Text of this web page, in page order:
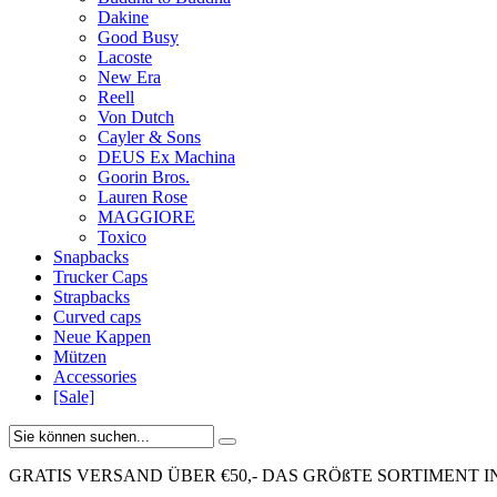
Dakine
Good Busy
Lacoste
New Era
Reell
Von Dutch
Cayler & Sons
DEUS Ex Machina
Goorin Bros.
Lauren Rose
MAGGIORE
Toxico
Snapbacks
Trucker Caps
Strapbacks
Curved caps
Neue Kappen
Mützen
Accessories
[Sale]
GRATIS VERSAND ÜBER €50,- DAS GRÖßTE SORTIMENT